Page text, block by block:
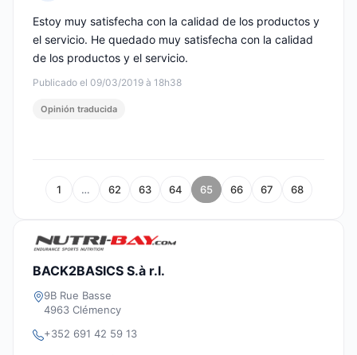
Publicado el 09/03/2019 à 18h38
Estoy muy satisfecha con la calidad de los productos y
el servicio. He quedado muy satisfecha con la calidad
de los productos y el servicio.
Opinión traducida
1 … 62 63 64 65 66 67 68
BACK2BASICS S.à r.l.
9B Rue Basse
4963 Clémency
+352 691 42 59 13